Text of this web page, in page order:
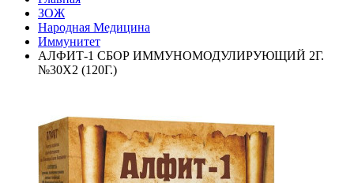
ЗОЖ
Народная Медицина
Иммунитет
АЛФИТ-1 СБОР ИММУНОМОДУЛИРУЮЩИЙ 2Г.
№30Х2 (120Г.)